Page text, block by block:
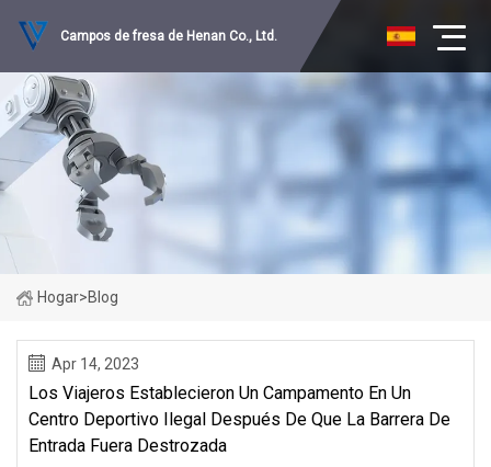
Campos de fresa de Henan Co., Ltd.
Hogar>Blog
Apr 14, 2023
Los Viajeros Establecieron Un Campamento En Un
Centro Deportivo Ilegal Después De Que La Barrera De
Entrada Fuera Destrozada